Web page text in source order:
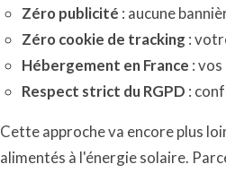
Zéro publicité : aucune
Zéro cookie de tracking :
Hébergement en France :
Respect strict du RGPD :
Cette approche va encore plus
alimentés à l'énergie solaire.